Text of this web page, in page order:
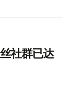
社群已达